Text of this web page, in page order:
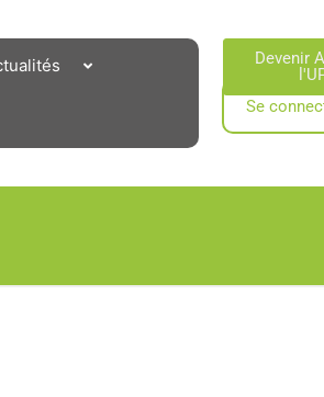
Devenir
Se